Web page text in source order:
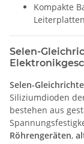
Kompakte
Leiterplatten
Selen-
Selen-
Siliziumdioden
bestehen aus
Röhrengeräten,